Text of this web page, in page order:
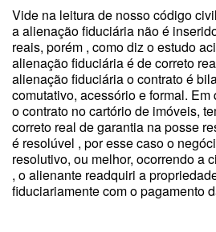
Vide na leitura de nosso código
a alienação fiduciária não é
reais, porém , como diz o estudo
alienação fiduciária é de correto
alienação fiduciária o contrato é
comutativo, acessório e formal.
o contrato no cartório de imóveis,
correto real de garantia na posse
é resolúvel , por esse caso o
resolutivo, ou melhor, ocorrendo a
, o alienante readquiri a
fiduciariamente com o pagamento